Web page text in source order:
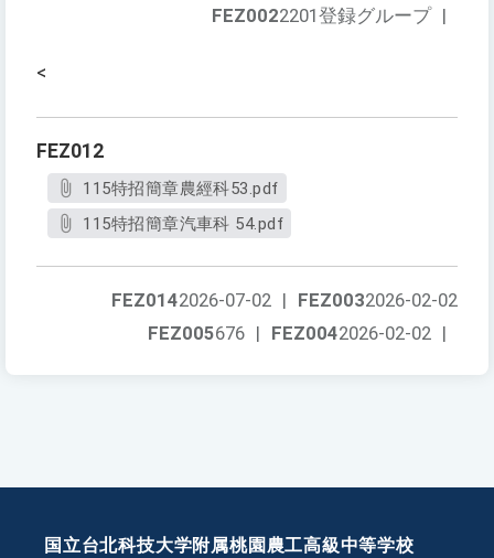
FEZ0022201登録グループ |
<
FEZ012
115特招簡章農經科53.pdf
115特招簡章汽車科 54.pdf
FEZ0032026-02-02
FEZ0142026-07-02 |
FEZ0042026-02-02 |
FEZ005676 |
国立台北科技大学附属桃園農工高級中等学校